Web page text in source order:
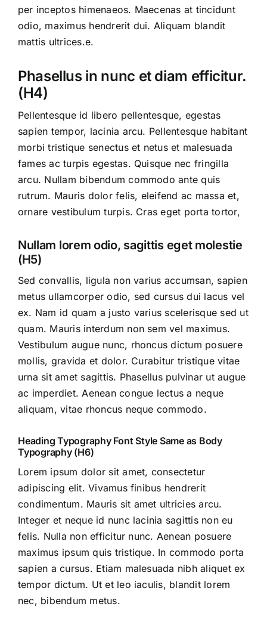
per inceptos himenaeos. Maecenas at tincidunt
odio, maximus hendrerit dui. Aliquam blandit
mattis ultrices.e.
Phasellus in nunc et diam efficitur.
(H4)
Pellentesque id libero pellentesque, egestas
sapien tempor, lacinia arcu. Pellentesque habitant
morbi tristique senectus et netus et malesuada
fames ac turpis egestas. Quisque nec fringilla
arcu. Nullam bibendum commodo ante quis
rutrum. Mauris dolor felis, eleifend ac massa et,
ornare vestibulum turpis. Cras eget porta tortor,
Nullam lorem odio, sagittis eget molestie
(H5)
Sed convallis, ligula non varius accumsan, sapien
metus ullamcorper odio, sed cursus dui lacus vel
ex. Nam id quam a justo varius scelerisque sed ut
quam. Mauris interdum non sem vel maximus.
Vestibulum augue nunc, rhoncus dictum posuere
mollis, gravida et dolor. Curabitur tristique vitae
urna sit amet sagittis. Phasellus pulvinar ut augue
ac imperdiet. Aenean congue lectus a neque
aliquam, vitae rhoncus neque commodo.
Heading Typography Font Style Same as Body
Typography (H6)
Lorem ipsum dolor sit amet, consectetur
adipiscing elit. Vivamus finibus hendrerit
condimentum. Mauris sit amet ultricies arcu.
Integer et neque id nunc lacinia sagittis non eu
felis. Nulla non efficitur nunc. Aenean posuere
maximus ipsum quis tristique. In commodo porta
sapien a cursus. Etiam malesuada nibh aliquet ex
tempor dictum. Ut et leo iaculis, blandit lorem
nec, bibendum metus.